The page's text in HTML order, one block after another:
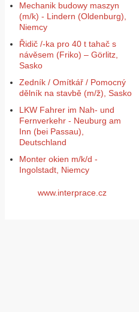
Mechanik budowy maszyn
(m/k) - Lindern (Oldenburg),
Niemcy
Řidič /-ka pro 40 t tahač s
návěsem (Friko) – Görlitz,
Sasko
Zedník / Omítkář / Pomocný
dělník na stavbě (m/ž), Sasko
LKW Fahrer im Nah- und
Fernverkehr - Neuburg am
Inn (bei Passau),
Deutschland
Monter okien m/k/d -
Ingolstadt, Niemcy
www.interprace.cz